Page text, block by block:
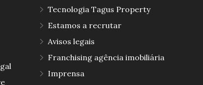
Tecnologia Tagus Property
Estamos a recrutar
Avisos legais
Franchising agência imobiliária
Imprensa